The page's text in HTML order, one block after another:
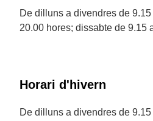
De dilluns a divendres de
20.00 hores; dissabte de 9.15
Horari d'hivern
De dilluns a divendres de